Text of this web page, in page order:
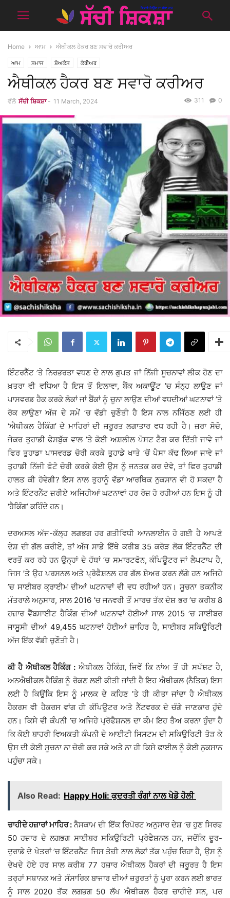
Home ਆਮ ਐਥੀਕਲ ਹੈਕਰ ਬਣ ਸਵਾਰੋ ਕਰੀਅਰ
ਆਮ ਸਮਾਜ ਸ਼ੋਅਕੇਸ ਕੈਰੀਅਰ
ਐਥੀਕਲ ਹੈਕਰ ਬਣ ਸਵਾਰੋ ਕਰੀਅਰ
ਵੱਲੋ ਸੱਚੀ ਸ਼ਿਕਸ਼ਾ - 11 March, 2024 0
311
ਇੰਟਰਨੈੱਟ ’ਤੇ ਨਿਰਭਰਤਾ ਵਧਣ ਦੇ ਨਾਲ ਗੁਪਤ ਜਾਂ ਨਿੱਜੀ ਸੂਚਨਾਵਾਂ ਲੀਕ ਹੋਣ ਦਾ
ਖ਼ਤਰਾ ਵੀ ਵਧਿਆ ਹੈ ਇਸ ਤੋਂ ਇਲਾਵਾ, ਬੈਂਕ ਅਕਾਊਂਟ ’ਚ ਸੰਨ੍ਹ ਲਾਉਣ ਜਾਂ
ਪਾਸਵਰਡ ਹੈਕ ਕਰਕੇ ਲੋਕਾਂ ਜਾਂ ਬੈਂਕਾਂ ਨੂੰ ਚੂਨਾ ਲਾਉਣ ਦੀਆਂ ਵਧਦੀਆਂ ਘਟਨਾਵਾਂ ’ਤੇ
ਰੋਕ ਲਾਉਣਾ ਅੱਜ ਦੇ ਸਮੇਂ ’ਚ ਵੱਡੀ ਚੁਣੌਤੀ ਹੈ ਇਸ ਨਾਲ ਨਜਿੱਠਣ ਲਈ ਹੀ
‘ਐਥੀਕਲ ਹੈਕਿੰਗ’ ਦੇ ਮਾਹਿਰਾਂ ਦੀ ਜ਼ਰੂਰਤ ਲਗਾਤਾਰ ਵਧ ਰਹੀ ਹੈ। ਜ਼ਰਾ ਸੋਚੋ,
ਜੇਕਰ ਤੁਹਾਡੀ ਫੇਸਬੁੱਕ ਵਾਲ ’ਤੇ ਕੋਈ ਅਸ਼ਲੀਲ ਪੋਸਟ ਟੈਗ ਕਰ ਦਿੱਤੀ ਜਾਵੇ ਜਾਂ
ਫਿਰ ਤੁਹਾਡਾ ਪਾਸਵਰਡ ਚੋਰੀ ਕਰਕੇ ਤੁਹਾਡੇ ਖਾਤੇ ’ਚੋਂ ਪੈਸਾ ਕੱਢ ਲਿਆ ਜਾਵੇ ਜਾਂ
ਤੁਹਾਡੀ ਨਿੱਜੀ ਫੋਟੋ ਚੋਰੀ ਕਰਕੇ ਕੋਈ ਉਸ ਨੂੰ ਜਨਤਕ ਕਰ ਦੇਵੇ, ਤਾਂ ਫਿਰ ਤੁਹਾਡੀ
ਹਾਲਤ ਕੀ ਹੋਵੇਗੀ? ਇਸ ਨਾਲ ਤੁਹਾਨੂੰ ਵੱਡਾ ਆਰਥਿਕ ਨੁਕਸਾਨ ਵੀ ਹੋ ਸਕਦਾ ਹੈ
ਅਤੇ ਇੰਟਰਨੈੱਟ ਜ਼ਰੀਏ ਅਜਿਹੀਆਂ ਘਟਨਾਵਾਂ ਹਰ ਰੋਜ਼ ਹੋ ਰਹੀਆਂ ਹਨ ਇਸ ਨੂੰ ਹੀ
‘ਹੈਕਿੰਗ’ ਕਹਿੰਦੇ ਹਨ।
ਦਰਅਸਲ ਅੱਜ-ਕੱਲ੍ਹ ਲਗਭਗ ਹਰ ਗਤੀਵਿਧੀ ਆਨਲਾਈਨ ਹੋ ਗਈ ਹੈ ਆਪਣੇ
ਦੇਸ਼ ਦੀ ਗੱਲ ਕਰੀਏ, ਤਾਂ ਅੱਜ ਸਾਡੇ ਇੱਥੇ ਕਰੀਬ 35 ਕਰੋੜ ਲੋਕ ਇੰਟਰਨੈੱਟ ਦੀ
ਵਰਤੋਂ ਕਰ ਰਹੇ ਹਨ ਉਨ੍ਹਾਂ ਦੇ ਹੱਥਾਂ ’ਚ ਸਮਾਰਟਫੋਨ, ਕੰਪਿਊਟਰ ਜਾਂ ਲੈਪਟਾਪ ਹੈ,
ਜਿਸ ’ਤੇ ਉਹ ਪਰਸਨਲ ਅਤੇ ਪ੍ਰੋਫੈਸ਼ਨਲ ਹਰ ਗੱਲ ਸ਼ੇਅਰ ਕਰਨ ਲੱਗੇ ਹਨ ਅਜਿਹੇ
’ਚ ਸਾਈਬਰ ਕ੍ਰਾਈਮ ਦੀਆਂ ਘਟਨਾਵਾਂ ਵੀ ਵਧ ਰਹੀਆਂ ਹਨ। ਸੂਚਨਾ ਤਕਨੀਕ
ਮੰਤਰਾਲੇ ਅਨੁਸਾਰ, ਸਾਲ 2016 ’ਚ ਜਨਵਰੀ ਤੋਂ ਮਾਰਚ ਤੱਕ ਦੇਸ਼ ਭਰ ’ਚ ਕਰੀਬ 8
ਹਜ਼ਾਰ ਵੈੱਬਸਾਈਟ ਹੈਕਿੰਗ ਦੀਆਂ ਘਟਨਾਵਾਂ ਹੋਈਆਂ ਸਾਲ 2015 ’ਚ ਸਾਈਬਰ
ਜਾਸੂਸੀ ਦੀਆਂ 49,455 ਘਟਨਾਵਾਂ ਹੋਈਆਂ ਜ਼ਾਹਿਰ ਹੈ, ਸਾਈਬਰ ਸਕਿਉਰਿਟੀ
ਅੱਜ ਇੱਕ ਵੱਡੀ ਚੁਣੌਤੀ ਹੈ।
ਕੀ ਹੈ ਐਥੀਕਲ ਹੈਕਿੰਗ :ਐਥੀਕਲ ਹੈਕਿੰਗ, ਜਿਵੇਂ ਕਿ ਨਾਂਅ ਤੋਂ ਹੀ ਸਪੱਸ਼ਟ ਹੈ,
ਅਨਐਥੀਕਲ ਹੈਕਿੰਗ ਨੂੰ ਰੋਕਣ ਲਈ ਕੀਤੀ ਜਾਂਦੀ ਹੈ ਇਹ ਐਥੀਕਲ (ਨੈਤਿਕ) ਇਸ
ਲਈ ਹੈ ਕਿਉਂਕਿ ਇਸ ਨੂੰ ਮਾਲਕ ਦੇ ਕਹਿਣ ’ਤੇ ਹੀ ਕੀਤਾ ਜਾਂਦਾ ਹੈ ਐਥੀਕਲ
ਹੈਕਰਸ ਵੀ ਹੈਕਰਸ ਵਾਂਗ ਹੀ ਕੰਪਿਊਟਰ ਅਤੇ ਨੈੱਟਵਰਕ ਦੇ ਚੰਗੇ ਜਾਣਕਾਰ ਹੁੰਦੇ
ਹਨ। ਕਿਸੇ ਵੀ ਕੰਪਨੀ ’ਚ ਅਜਿਹੇ ਪ੍ਰੋਫੈਸ਼ਨਲ ਦਾ ਕੰਮ ਇਹ ਤੈਅ ਕਰਨਾ ਹੁੰਦਾ ਹੈ
ਕਿ ਕੋਈ ਬਾਹਰੀ ਵਿਅਕਤੀ ਕੰਪਨੀ ਦੇ ਆਈਟੀ ਸਿਸਟਮ ਦੀ ਸਕਿਉਰਿਟੀ ਤੋੜ ਕੇ
ਉਸ ਦੀ ਕੋਈ ਸੂਚਨਾ ਨਾ ਚੋਰੀ ਕਰ ਸਕੇ ਅਤੇ ਨਾ ਹੀ ਕਿਸੇ ਫਾਈਲ ਨੂੰ ਕੋਈ ਨੁਕਸਾਨ
ਪਹੁੰਚਾ ਸਕੇ।
Also Read: Happy Holi: ਕੁਦਰਤੀ ਰੰਗਾਂ ਨਾਲ ਖੇਡੋ ਹੋਲੀ
ਚਾਹੀਦੇ ਹਜ਼ਾਰਾਂ ਮਾਹਿਰ :ਨੈਸਕਾਮ ਦੀ ਇੱਕ ਰਿਪੋਰਟ ਅਨੁਸਾਰ ਦੇਸ਼ ’ਚ ਹੁਣ ਸਿਰਫ
50 ਹਜ਼ਾਰ ਦੇ ਲਗਭਗ ਸਾਈਬਰ ਸਕਿਉਰਿਟੀ ਪ੍ਰੋਫੈਸ਼ਨਲ ਹਨ, ਜਦੋਂਕਿ ਦੂਰ-
ਦੁਰਾਡੇ ਦੇ ਖੇਤਰਾਂ ’ਚ ਇੰਟਰਨੈੱਟ ਜਿਸ ਤੇਜ਼ੀ ਨਾਲ ਲੋਕਾਂ ਤੱਕ ਪਹੁੰਚ ਰਿਹਾ ਹੈ, ਉਸ ਨੂੰ
ਦੇਖਦੇ ਹੋਏ ਹਰ ਸਾਲ ਕਰੀਬ 77 ਹਜ਼ਾਰ ਐਥੀਕਲ ਹੈਕਰਾਂ ਦੀ ਜ਼ਰੂਰਤ ਹੈ ਇਸ
ਤਰ੍ਹਾਂ ਸਥਾਨਕ ਅਤੇ ਸੰਸਾਰਿਕ ਬਾਜਾਰ ਦੀਆਂ ਜ਼ਰੂਰਤਾਂ ਨੂੰ ਪੂਰਾ ਕਰਨ ਲਈ ਭਾਰਤ
ਨੂੰ ਸਾਲ 2020 ਤੱਕ ਲਗਭਗ 50 ਲੱਖ ਐਥੀਕਲ ਹੈਕਰ ਚਾਹੀਦੇ ਸਨ, ਪਰ